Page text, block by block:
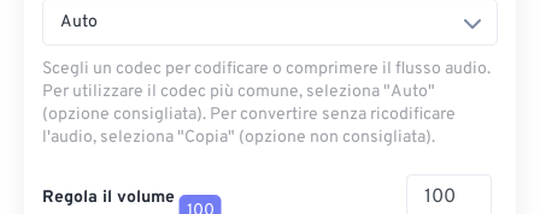
Auto
Scegli un codec per codificare o comprimere il flusso audio.
Per utilizzare il codec più comune, seleziona "Auto"
(opzione consigliata). Per convertire senza ricodificare
l'audio, seleziona "Copia" (opzione non consigliata).
Regola il volume